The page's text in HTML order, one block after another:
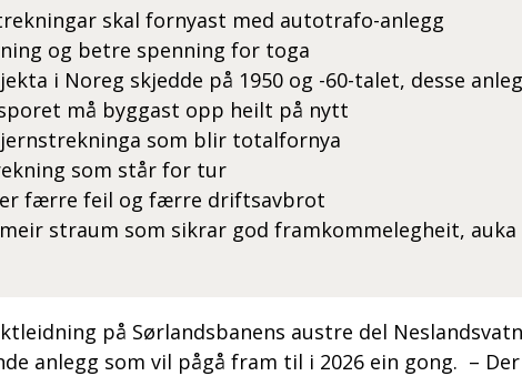
skal fornyast med autotrafo-anlegg
og betre spenning for toga
i Noreg skjedde på 1950 og -60-talet, desse
må byggast opp heilt på nytt
som blir totalfornya
som står for tur
er færre feil og færre driftsavbrot
straum som sikrar god framkommelegheit,
på Sørlandsbanens austre del
anlegg som vil pågå fram til i 2026 ein gong. –